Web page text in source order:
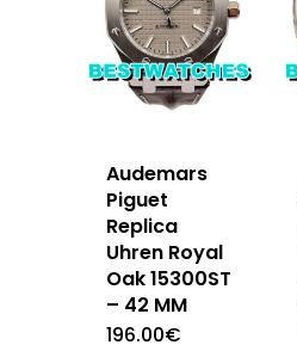
Audemars
Piguet
Replica
Uhren Royal
Oak 15300ST
– 42 MM
196.00€